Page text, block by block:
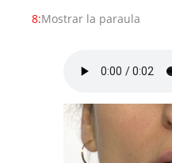
8:Mostrar la paraula